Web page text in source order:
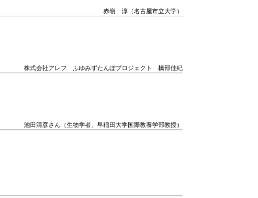
赤嶺 淳（名古屋市立大学）
株式会社アレフ ふゆみずたんぼプロジェクト 橋部佳紀
池田清彦さん（生物学者、早稲田大学国際教養学部教授）